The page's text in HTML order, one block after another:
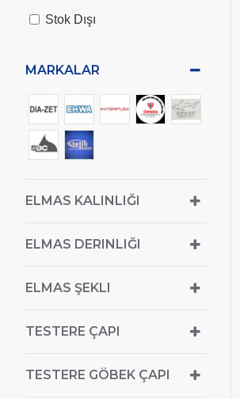
MARKALAR
TESTERE ÇAPI
TESTERE GÖBEK ÇAPI
ELMAS KALINLIĞI
ELMAS DERINLIĞI
ELMAS ŞEKLI
Stok Dışı